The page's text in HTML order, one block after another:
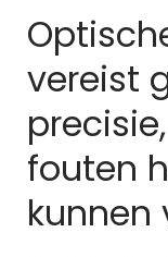
vereist
fouten
kunnen